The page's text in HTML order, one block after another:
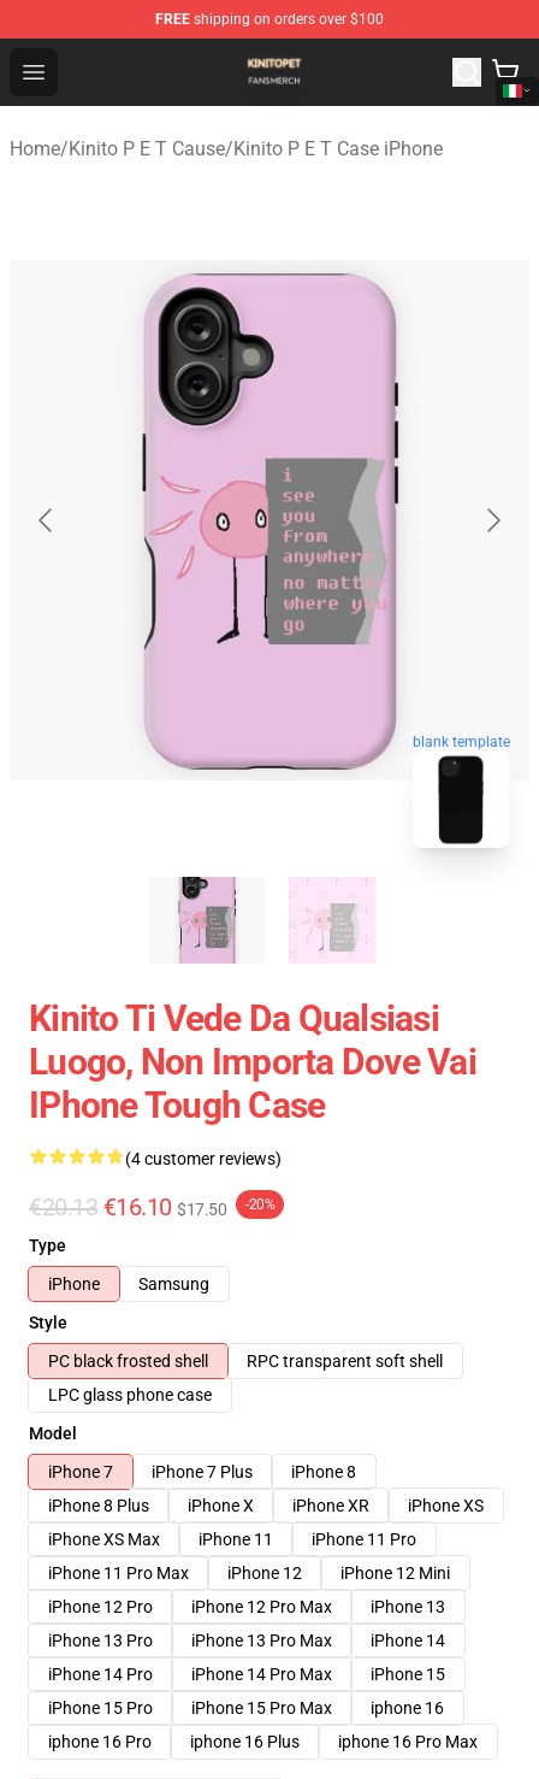
FREE shipping on orders over $100
Open menu
Kinito P E T Shop - Official Kinito P E T Merchandise
Home/Kinito P E T Cause/Kinito P E T Case iPhone
blank template
Kinito Ti Vede Da Qualsiasi
Luogo, Non Importa Dove Vai
IPhone Tough Case
(4 customer reviews)
€20.13 €16.10 $17.50 -20%
Type
iPhone
Samsung
Style
PC black frosted shell
RPC transparent soft shell
LPC glass phone case
Model
iPhone 7
iPhone 7 Plus
iPhone 8
iPhone 8 Plus
iPhone X iPhone XR
iPhone XS
iPhone XS Max
iPhone 11
iPhone 11 Pro
iPhone 11 Pro Max
iPhone 12
iPhone 12 Mini
iPhone 12 Pro
iPhone 12 Pro Max
iPhone 13
iPhone 13 Pro
iPhone 13 Pro Max
iPhone 14
iPhone 14 Pro
iPhone 14 Pro Max
iPhone 15
iPhone 15 Pro
iPhone 15 Pro Max
iphone 16
iphone 16 Pro
iphone 16 Plus iphone 16 Pro Max